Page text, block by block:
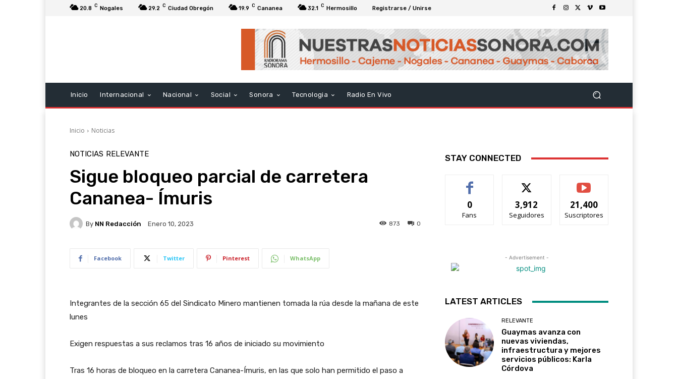
20.8 C Nogales 29.2 C Ciudad Obregón 19.9 C Cananea 32.1 C Hermosillo Registrarse / Unirse
Inicio Internacional Nacional Social Sonora Tecnologia Radio En Vivo
Inicio Noticias
NOTICIAS RELEVANTE
Sigue bloqueo parcial de carretera
Cananea- Ímuris
By NN Redacción Enero 10, 2023 0
873
Facebook Twitter Pinterest WhatsApp
Integrantes de la sección 65 del Sindicato Minero mantienen tomada la rúa desde la mañana de este
lunes
Exigen respuestas a sus reclamos tras 16 años de iniciado su movimiento
Tras 16 horas de bloqueo en la carretera Cananea-Ímuris, en las que solo han permitido el paso a
STAY CONNECTED
0
Fans
3,912
Seguidores
21,400
Suscriptores
- Advertisement -
LATEST ARTICLES
RELEVANTE
Guaymas avanza con
nuevas viviendas,
infraestructura y mejores
servicios públicos: Karla
Córdova